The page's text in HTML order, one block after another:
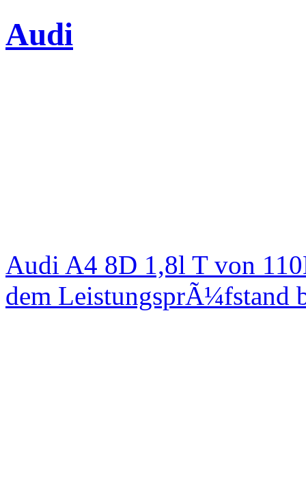
Audi
Audi A4 8D 1,8l T von
dem LeistungsprÃ¼fstand